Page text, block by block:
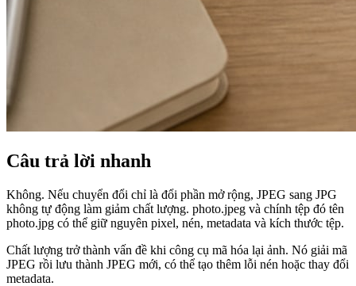
Câu trả lời nhanh
Không. Nếu chuyển đổi chỉ là đổi phần mở rộng, JPEG sang JPG
không tự động làm giảm chất lượng. photo.jpeg và chính tệp đó tên
photo.jpg có thể giữ nguyên pixel, nén, metadata và kích thước tệp.
Chất lượng trở thành vấn đề khi công cụ mã hóa lại ảnh. Nó giải mã
JPEG rồi lưu thành JPEG mới, có thể tạo thêm lỗi nén hoặc thay đổi
metadata.